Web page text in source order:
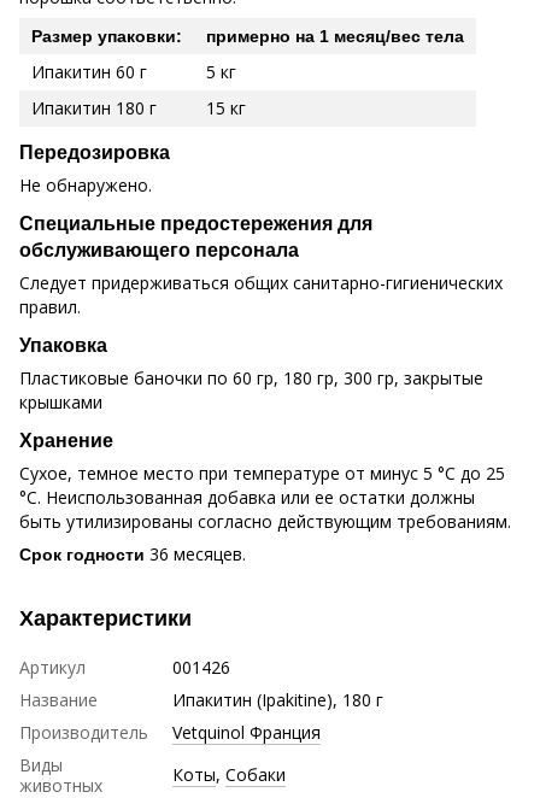
Размер упаковки: примерно на 1 месяц/вес тела
Ипакитин 60 г
5 кг
Ипакитин 180 г
15 кг
Передозировка
Не обнаружено.
Специальные предостережения для
обслуживающего персонала
Следует придерживаться общих санитарно-гигиенических
правил.
Упаковка
Пластиковые баночки по 60 гр, 180 гр, 300 гр, закрытые
крышками
Хранение
Сухое, темное место при температуре от минус 5 °С до 25
°С. Неиспользованная добавка или ее остатки должны
быть утилизированы согласно действующим требованиям.
Срок годности 36 месяцев.
Характеристики
Артикул
001426
Название
Ипакитин (Ipakitine), 180 г
Производитель
Vetquinol Франция
Виды
животных
Коты, Собаки